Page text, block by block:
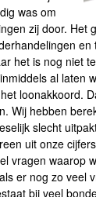
was om
zij door. Het
het is nog niet
al laten
loonakkoord.
Wij hebben
slecht
uit onze
vragen waarop
er nog zo veel
bij veel